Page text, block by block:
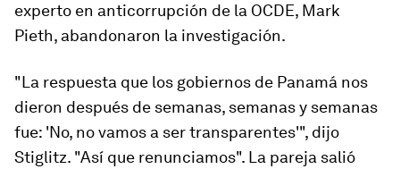
experto en anticorrupción de la OCDE, Mark
Pieth, abandonaron la investigación.
"La respuesta que los gobiernos de Panamá nos
dieron después de semanas, semanas y semanas
fue: 'No, no vamos a ser transparentes'", dijo
Stiglitz. "Así que renunciamos". La pareja salió